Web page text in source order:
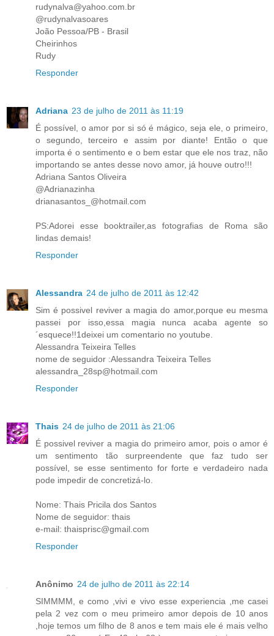
rudynalva@yahoo.com.br
@rudynalvasoares
João Pessoa/PB - Brasil
Cheirinhos
Rudy
Responder
Adriana 23 de julho de 2011 às 11:19
É possível, o amor por si só é mágico, seja ele, o primeiro,
o segundo, terceiro e assim por diante! Então o que
importa é o sentimento e o bem estar que ele nos traz, não
importando se antes desse novo amor, já houve outro!!!
Adriana Santos Oliveira
@Adrianazinha
drianasantos_@hotmail.com
PS:Adorei esse booktrailer,as fotografias de Roma são
lindas demais!
Responder
Alessandra 24 de julho de 2011 às 12:42
Sim é possivel reviver a magia do amor,porque eu mesma
passei por isso,essa magia nunca acaba agente so
´esquece!!1deixei um comentario no youtube.
Alessandra Teixeira Telles
nome de seguidor :Alessandra Teixeira Telles
alessandra_28sp@hotmail.com
Responder
Thais 24 de julho de 2011 às 21:06
É possivel reviver a magia do primeiro amor, pois o amor é
um sentimento tão surpreendente que faz tudo ser
possível, se esse sentimento for forte e verdadeiro nada
pode impedir de concretizá-lo.
Nome: Thais Pricila dos Santos
Nome de seguidor: thais
e-mail: thaisprisc@gmail.com
Responder
Anônimo 24 de julho de 2011 às 22:14
SIMMMM, e como ,vivi e vivo esse experiencia ,me casei
pela 2 vez com o meu primeiro amor depois de 10 anos
,hoje temos um filho de 8 anos e tem mais ele é mais velho